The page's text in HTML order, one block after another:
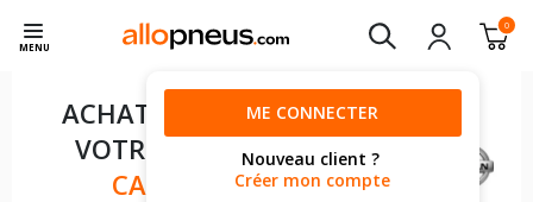
MENU
0
ME CONNECTER
Nouveau client ?
Créer mon compte
ACHAT DE PNEUS POUR
VOTRENISSAN NV400
CAMION PLATE-